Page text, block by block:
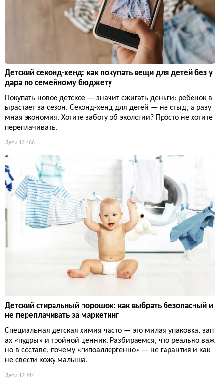
Детский секонд-хенд: как покупать вещи для детей без у
дара по семейному бюджету
Покупать новое детское — значит сжигать деньги: ребенок в
ырастает за сезон. Секонд-хенд для детей — не стыд, а разу
мная экономия. Хотите заботу об экологии? Просто не хотите
переплачивать.
Дети 12 466
Детский стиральный порошок: как выбрать безопасный и
не переплачивать за маркетинг
Специальная детская химия часто — это милая упаковка, зап
ах «пудры» и тройной ценник. Разбираемся, что реально важ
но в составе, почему «гипоаллергенно» — не гарантия и как
не свести кожу малыша.
Дети 12 914